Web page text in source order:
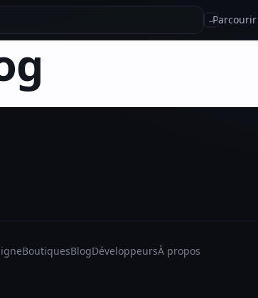
↵Parcourir
BoutiquesBlogDéveloppeursÀ propos